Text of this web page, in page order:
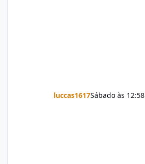
luccas1617Sábado às 12:58